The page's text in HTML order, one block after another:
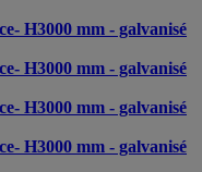
H3000 mm - galvanisé
H3000 mm - galvanisé
H3000 mm - galvanisé
H3000 mm - galvanisé